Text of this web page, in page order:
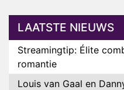
LAATSTE NIEUWS
Streamingtip: Élite
romantie
Louis van Gaal en